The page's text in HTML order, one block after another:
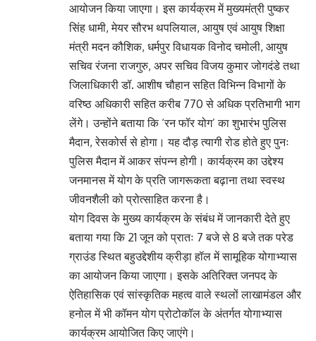
आयोजन किया जाएगा। इस कार्यक्रम में मुख्यमंत्री पुष्कर
सिंह धामी, मेयर सौरभ थपलियाल, आयुष एवं आयुष शिक्षा
मंत्री मदन कौशिक, धर्मपुर विधायक विनोद चमोली, आयुष
सचिव रंजना राजगुरु, अपर सचिव विजय कुमार जोगदंडे तथा
जिलाधिकारी डॉ. आशीष चौहान सहित विभिन्न विभागों के
वरिष्ठ अधिकारी सहित करीब 770 से अधिक प्रतिभागी भाग
लेंगे। उन्होंने बताया कि ‘रन फॉर योग’ का शुभारंभ पुलिस
मैदान, रेसकोर्स से होगा। यह दौड़ त्यागी रोड होते हुए पुनः
पुलिस मैदान में आकर संपन्न होगी। कार्यक्रम का उद्देश्य
जनमानस में योग के प्रति जागरूकता बढ़ाना तथा स्वस्थ
जीवनशैली को प्रोत्साहित करना है।
योग दिवस के मुख्य कार्यक्रम के संबंध में जानकारी देते हुए
बताया गया कि 21 जून को प्रातः 7 बजे से 8 बजे तक परेड
ग्राउंड स्थित बहुउद्देशीय क्रीड़ा हॉल में सामूहिक योगाभ्यास
का आयोजन किया जाएगा। इसके अतिरिक्त जनपद के
ऐतिहासिक एवं सांस्कृतिक महत्व वाले स्थलों लाखामंडल और
हनोल में भी कॉमन योग प्रोटोकॉल के अंतर्गत योगाभ्यास
कार्यक्रम आयोजित किए जाएंगे।